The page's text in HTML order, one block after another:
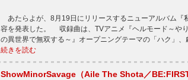
あたらよが、8月19日にリリースするニューアルバム『
容を発表した。 収録曲は、TVアニメ『ヘルモード～や
の異世界で無双する～』オープニングテーマの「ハク」
続きを読む
ShowMinorSavage（Aile The Shota／BE:FIRST